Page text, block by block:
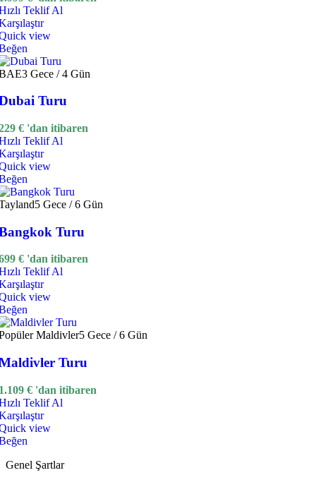
Teklif Al
view
3 Gece / 4 Gün
Turu
€ 'dan itibaren
Teklif Al
view
5 Gece / 6 Gün
Turu
€ 'dan itibaren
Teklif Al
view
Maldivler5 Gece / 6 Gün
Turu
€ 'dan itibaren
Teklif Al
view
Genel Şartlar